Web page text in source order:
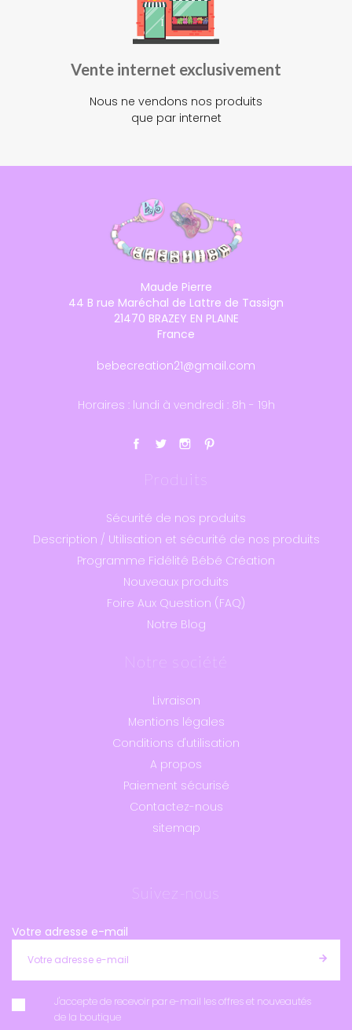
Vente internet exclusivement
Nous ne vendons nos produits
que par internet
Maude Pierre
44 B rue Maréchal de Lattre de Tassign
21470 BRAZEY EN PLAINE
France
bebecreation21@gmail.com
Horaires : lundi à vendredi : 8h - 19h
Produits
Sécurité de nos produits
Description / Utilisation et sécurité de nos produits
Programme Fidélité Bébé Création
Nouveaux produits
Foire Aux Question (FAQ)
Notre Blog
Notre société
Livraison
Mentions légales
Conditions d'utilisation
A propos
Paiement sécurisé
Contactez-nous
sitemap
Suivez-nous
Votre adresse e-mail
J'accepte de recevoir par e-mail les offres et nouveautés
de la boutique